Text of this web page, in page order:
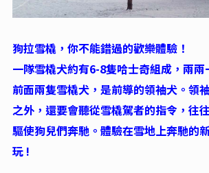
狗拉雪橇，你不能錯過的歡樂體驗！
一隊雪橇犬約有6-8隻哈士奇組成，兩
前面兩隻雪橇犬，是前導的領袖犬。領
之外，還要會聽從雪橇駕者的指令，往
驅使狗兒們奔馳。體驗在雪地上奔馳的
玩 !